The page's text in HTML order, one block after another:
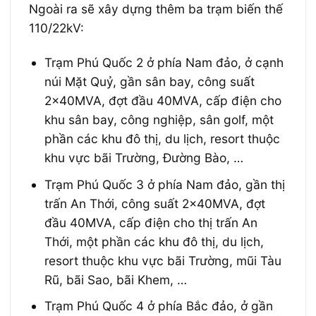
Ngoài ra sẽ xây dựng thêm ba trạm biến thế
110/22kV:
Trạm Phú Quốc 2 ở phía Nam đảo, ở cạnh
núi Mặt Quỷ, gần sân bay, công suất
2x40MVA, đợt đầu 40MVA, cấp điện cho
khu sân bay, công nghiệp, sân golf, một
phần các khu đô thị, du lịch, resort thuộc
khu vực bãi Trường, Đường Bào, …
Trạm Phú Quốc 3 ở phía Nam đảo, gần thị
trấn An Thới, công suất 2x40MVA, đợt
đầu 40MVA, cấp điện cho thị trấn An
Thới, một phần các khu đô thị, du lịch,
resort thuộc khu vực bãi Trường, mũi Tàu
Rũ, bãi Sao, bãi Khem, …
Trạm Phú Quốc 4 ở phía Bắc đảo, ở gần